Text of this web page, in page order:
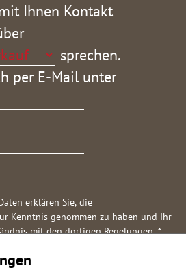
Ihnen Kontakt
sprechen.
per E-Mail unter
erklären Sie, die
Kenntnis genommen zu haben und Ihr
mit den dortigen Regelungen.*